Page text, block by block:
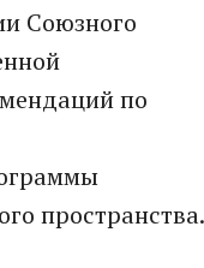
Союзного
по
пространства.